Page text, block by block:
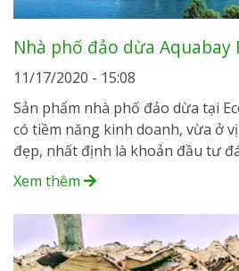
Nhà phố đảo dừa Aquabay
11/17/2020 - 15:08
Sản phẩm nhà phố đảo dừa tại
có tiềm năng kinh doanh, vừa ở
đẹp, nhất định là khoản đầu tư
Xem thêm